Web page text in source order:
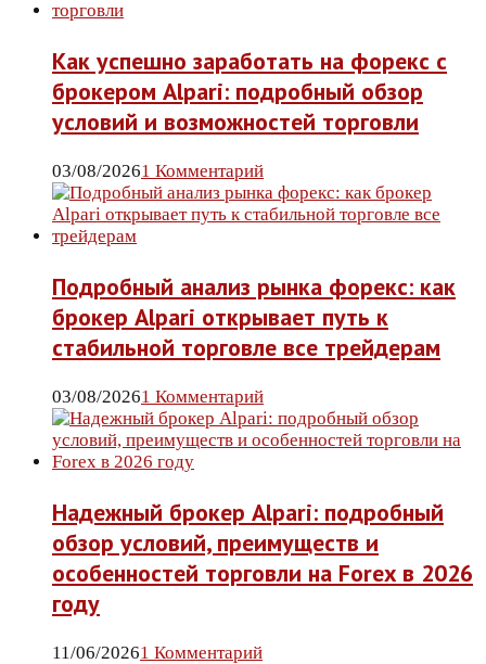
Как успешно заработать на форекс с
брокером Alpari: подробный обзор
условий и возможностей торговли
03/08/20261 Комментарий
Подробный анализ рынка форекс: как
брокер Alpari открывает путь к
стабильной торговле все трейдерам
03/08/20261 Комментарий
Надежный брокер Alpari: подробный
обзор условий, преимуществ и
особенностей торговли на Forex в 2026
году
11/06/20261 Комментарий